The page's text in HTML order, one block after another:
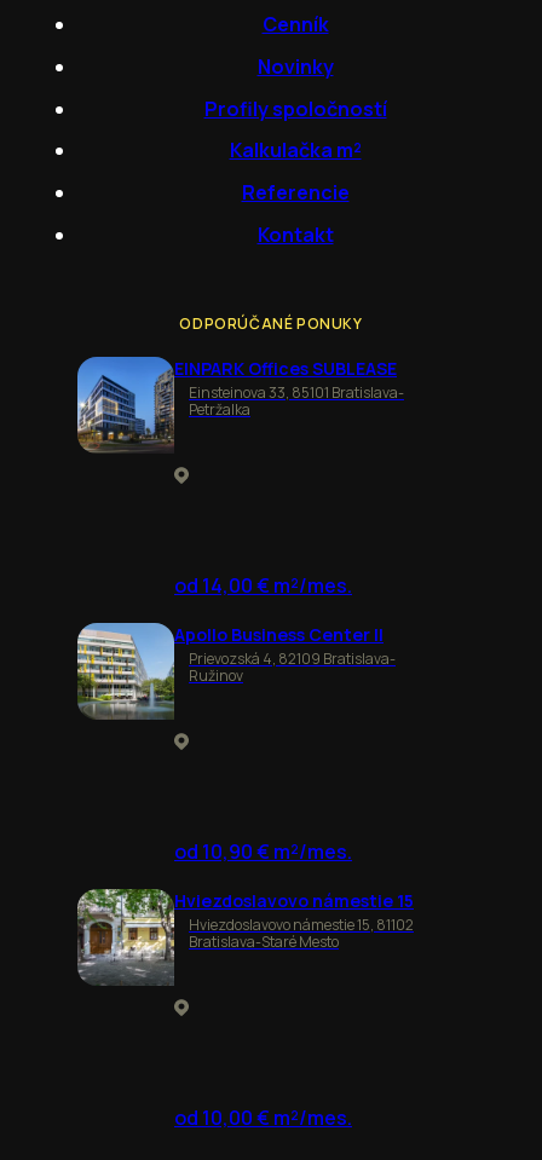
Cenník
Novinky
Profily spoločností
Kalkulačka m²
Referencie
Kontakt
ODPORÚČANÉ PONUKY
EINPARK Offices SUBLEASE
Einsteinova 33, 85101 Bratislava-
Petržalka
od 14,00 € m²/mes.
Apollo Business Center II
Prievozská 4, 82109 Bratislava-
Ružinov
od 10,90 € m²/mes.
Hviezdoslavovo námestie 15
Hviezdoslavovo námestie 15, 81102
Bratislava-Staré Mesto
od 10,00 € m²/mes.